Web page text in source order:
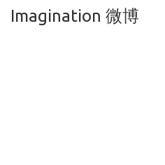
Imagination 微博